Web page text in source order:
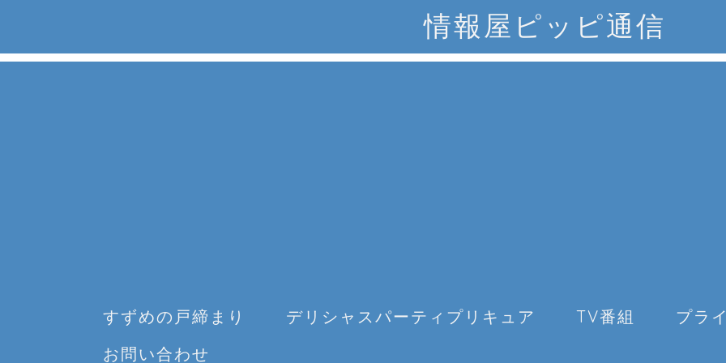
情報屋ピッピ通信
すずめの戸締まり デリシャスパーティプリキュア TV番組
プラ
お問い合わせ